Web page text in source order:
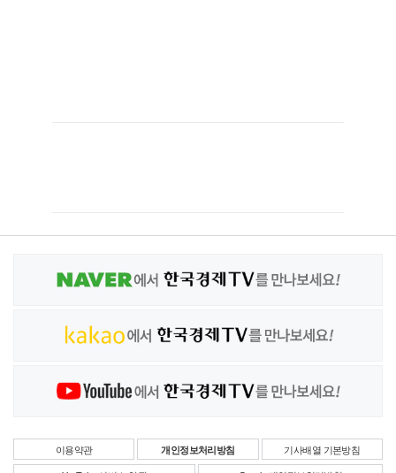
이용약관 개인정보처리방침 기사배열 기본방침